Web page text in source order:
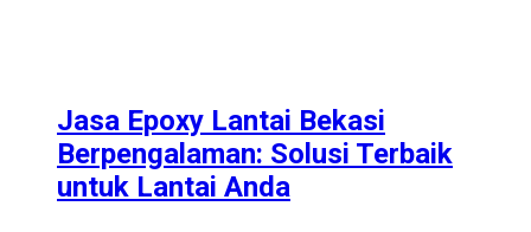
Jasa Epoxy Lantai Bekasi
Berpengalaman: Solusi Terbaik
untuk Lantai Anda